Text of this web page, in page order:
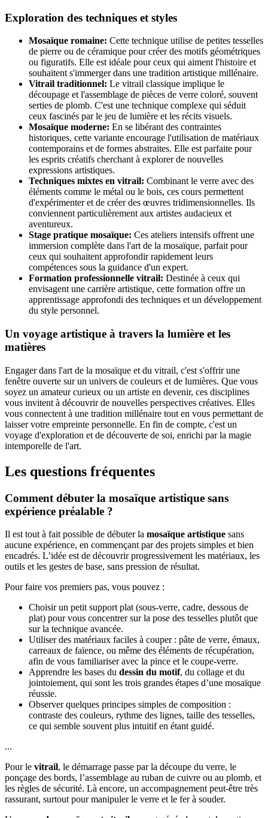
Exploration des techniques et styles
Mosaïque romaine: Cette technique utilise de petites tesselles
de pierre ou de céramique pour créer des motifs géométriques
ou figuratifs. Elle est idéale pour ceux qui aiment l'histoire et
souhaitent s'immerger dans une tradition artistique millénaire.
Vitrail traditionnel: Le vitrail classique implique le
découpage et l'assemblage de pièces de verre coloré, souvent
serties de plomb. C'est une technique complexe qui séduit
ceux fascinés par le jeu de lumière et les récits visuels.
Mosaïque moderne: En se libérant des contraintes
historiques, cette variante encourage l'utilisation de matériaux
contemporains et de formes abstraites. Elle est parfaite pour
les esprits créatifs cherchant à explorer de nouvelles
expressions artistiques.
Techniques mixtes en vitrail: Combinant le verre avec des
éléments comme le métal ou le bois, ces cours permettent
d'expérimenter et de créer des œuvres tridimensionnelles. Ils
conviennent particulièrement aux artistes audacieux et
aventureux.
Stage pratique mosaïque: Ces ateliers intensifs offrent une
immersion complète dans l'art de la mosaïque, parfait pour
ceux qui souhaitent approfondir rapidement leurs
compétences sous la guidance d'un expert.
Formation professionnelle vitrail: Destinée à ceux qui
envisagent une carrière artistique, cette formation offre un
apprentissage approfondi des techniques et un développement
du style personnel.
Un voyage artistique à travers la lumière et les
matières
Engager dans l'art de la mosaïque et du vitrail, c'est s'offrir une
fenêtre ouverte sur un univers de couleurs et de lumières. Que vous
soyez un amateur curieux ou un artiste en devenir, ces disciplines
vous invitent à découvrir de nouvelles perspectives créatives. Elles
vous connectent à une tradition millénaire tout en vous permettant de
laisser votre empreinte personnelle. En fin de compte, c'est un
voyage d'exploration et de découverte de soi, enrichi par la magie
intemporelle de l'art.
Les questions fréquentes
Comment débuter la mosaïque artistique sans
expérience préalable ?
Il est tout à fait possible de débuter la mosaïque artistique sans
aucune expérience, en commençant par des projets simples et bien
encadrés. L’idée est de découvrir progressivement les matériaux, les
outils et les gestes de base, sans pression de résultat.
Pour faire vos premiers pas, vous pouvez :
Choisir un petit support plat (sous-verre, cadre, dessous de
plat) pour vous concentrer sur la pose des tesselles plutôt que
sur la technique avancée.
Utiliser des matériaux faciles à couper : pâte de verre, émaux,
carreaux de faïence, ou même des éléments de récupération,
afin de vous familiariser avec la pince et le coupe-verre.
Apprendre les bases du dessin du motif, du collage et du
jointoiement, qui sont les trois grandes étapes d’une mosaïque
réussie.
Observer quelques principes simples de composition :
contraste des couleurs, rythme des lignes, taille des tesselles,
ce qui semble souvent plus intuitif en étant guidé.
...
Pour le vitrail, le démarrage passe par la découpe du verre, le
ponçage des bords, l’assemblage au ruban de cuivre ou au plomb, et
les règles de sécurité. Là encore, un accompagnement peut-être très
rassurant, surtout pour manipuler le verre et le fer à souder.